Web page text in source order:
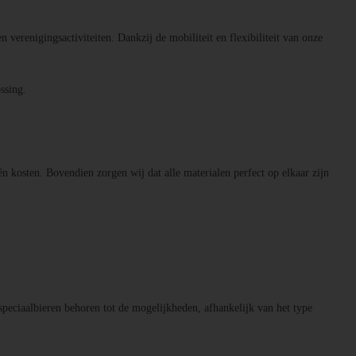
verenigingsactiviteiten. Dankzij de mobiliteit en flexibiliteit van onze
kosten. Bovendien zorgen wij dat alle materialen perfect op elkaar zijn
behoren tot de mogelijkheden, afhankelijk van het type